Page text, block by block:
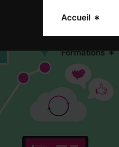
Accueil
Formations